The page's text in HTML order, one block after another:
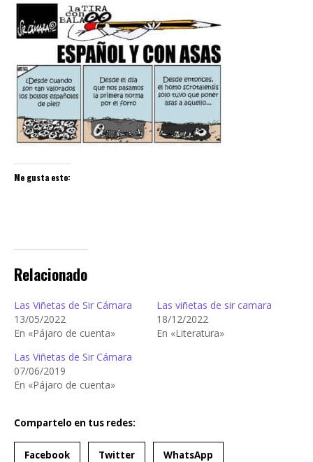
Me gusta esto:
Relacionado
Las Viñetas de Sir Cámara
13/05/2022
En «Pájaro de cuenta»
Las viñetas de sir camara
18/12/2022
En «Literatura»
Las Viñetas de Sir Cámara
07/06/2019
En «Pájaro de cuenta»
Compartelo en tus redes:
Facebook Twitter WhatsApp